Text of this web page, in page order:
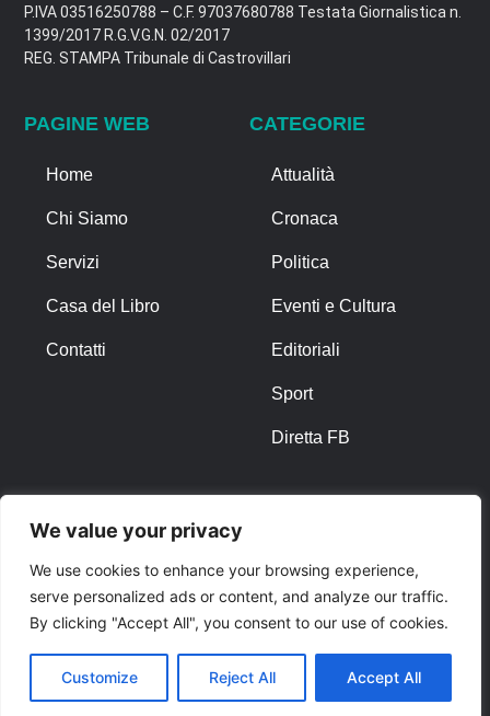
We value your privacy
We use cookies to enhance your browsing experience,
serve personalized ads or content, and analyze our traffic.
By clicking "Accept All", you consent to our use of cookies.
Customize Reject All Accept All
P.IVA 03516250788 – C.F. 97037680788 Testata Giornalistica n.
1399/2017 R.G.V.G.N. 02/2017
REG. STAMPA Tribunale di Castrovillari
PAGINE WEB
Home
Chi Siamo
Servizi
Casa del Libro
Contatti
CATEGORIE
Attualità
Cronaca
Politica
Eventi e Cultura
Editoriali
Sport
Diretta FB
Privacy Policy